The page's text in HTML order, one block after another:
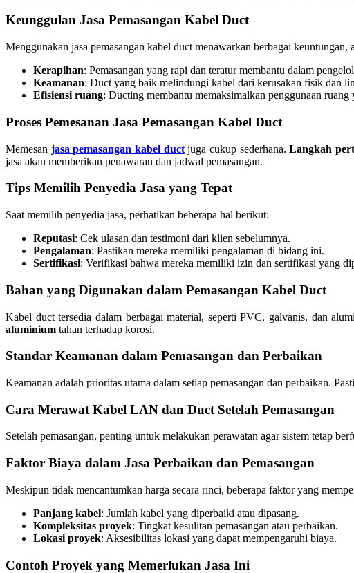
Keunggulan Jasa Pemasangan Kabel Duct
Menggunakan jasa pemasangan kabel duct menawarkan berbagai keuntungan,
Kerapihan: Pemasangan yang rapi dan teratur membantu dalam
Keamanan: Duct yang baik melindungi kabel dari kerusakan fisik dan
Efisiensi ruang: Ducting membantu memaksimalkan penggunaan ruang
Proses Pemesanan Jasa Pemasangan Kabel Duct
Memesan jasa pemasangan kabel duct juga cukup sederhana.Langkah
jasa akan memberikan penawaran dan jadwal pemasangan.
Tips Memilih Penyedia Jasa yang Tepat
Saat memilih penyedia jasa, perhatikan beberapa hal berikut:
Reputasi: Cek ulasan dan testimoni dari klien sebelumnya.
Pengalaman: Pastikan mereka memiliki pengalaman di bidang ini.
Sertifikasi: Verifikasi bahwa mereka memiliki izin dan sertifikasi yang
Bahan yang Digunakan dalam Pemasangan Kabel Duct
Kabel duct tersedia dalam berbagai material, seperti PVC, galvanis, dan
aluminium tahan terhadap korosi.
Standar Keamanan dalam Pemasangan dan Perbaikan
Keamanan adalah prioritas utama dalam setiap pemasangan dan perbaikan.
Cara Merawat Kabel LAN dan Duct Setelah Pemasangan
Setelah pemasangan, penting untuk melakukan perawatan agar sistem tetap
Faktor Biaya dalam Jasa Perbaikan dan Pemasangan
Meskipun tidak mencantumkan harga secara rinci, beberapa faktor yang
Panjang kabel: Jumlah kabel yang diperbaiki atau dipasang.
Kompleksitas proyek: Tingkat kesulitan pemasangan atau perbaikan.
Lokasi proyek: Aksesibilitas lokasi yang dapat mempengaruhi biaya.
Contoh Proyek yang Memerlukan Jasa Ini